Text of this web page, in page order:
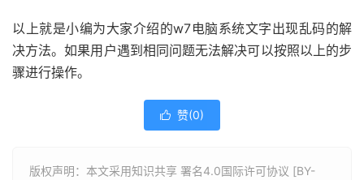
以上就是小编为大家介绍的w7电脑系统文字出现乱码的解
决方法。如果用户遇到相同问题无法解决可以按照以上的步
骤进行操作。
 赞(0)
版权声明：本文采用知识共享 署名4.0国际许可协议 [BY-